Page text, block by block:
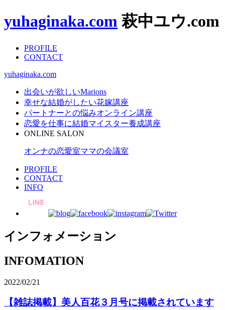
yuhaginaka.com 萩中ユウ.com
PROFILE
CONTACT
yuhaginaka.com
出会いが欲しいMarions
幸せな結婚がしたい花嫁講座
パートナーとの悩みオンライン講座
恋愛を仕事に結婚マイスター養成講座
ONLINE SALON
オンナの恋愛室ママの会議室
PROFILE
CONTACT
INFO
インフォメーション
INFOMATION
2022/02/21
【雑誌掲載】美人百花３月号に掲載されています